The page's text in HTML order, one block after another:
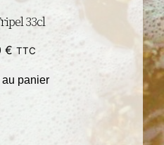
33cl
€ TTC
panier